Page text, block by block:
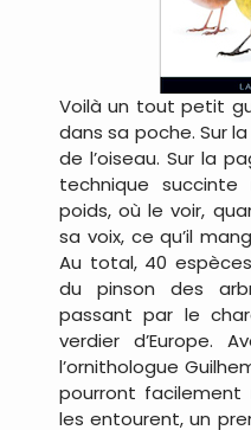
Voilà un tout petit
dans sa poche. Sur
de l’oiseau. Sur la
technique
poids, où le voir,
sa voix, ce qu’il
Au total, 40
du pinson des
passant par le
verdier d’Europe.
l’ornithologue
pourront facilement
les entourent, un